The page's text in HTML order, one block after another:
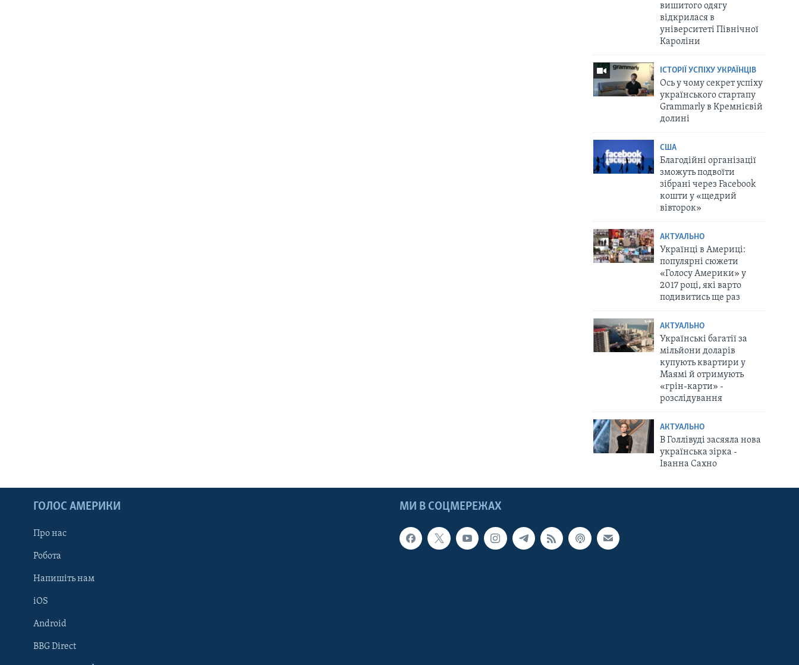
Learning English
вишитого одягу
відкрилася в
університеті Північної
Кароліни
ІСТОРІЇ УСПІХУ УКРАЇНЦІВ
Ось у чому секрет успіху
українського стартапу
Grammarly в Кремнієвій
долині
США
Благодійні організації
зможуть подвоїти
зібрані через Facebook
кошти у «щедрий
вівторок»
АКТУАЛЬНО
Українці в Америці:
популярні сюжети
«Голосу Америки» у
2017 році, які варто
подивитись ще раз
АКТУАЛЬНО
Українські багатії за
мільйони доларів
купують квартири у
Маямі й отримують
«грін-карти» -
розслідування
АКТУАЛЬНО
В Голлівуді засяяла нова
українська зірка -
Іванна Сахно
МИ В СОЦМЕРЕЖАХ
ГОЛОС АМЕРИКИ
Про нас
Робота
Напишіть нам
iOS
Android
BBG Direct